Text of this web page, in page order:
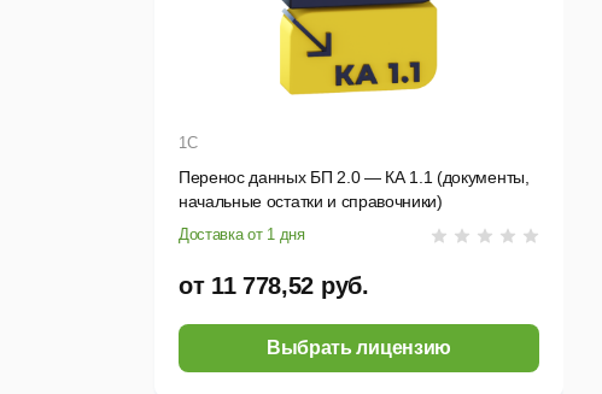
1С
Перенос данных БП 2.0 — КА 1.1 (документы,
начальные остатки и справочники)
Доставка от 1 дня
от 11 778,52 руб.
Выбрать лицензию